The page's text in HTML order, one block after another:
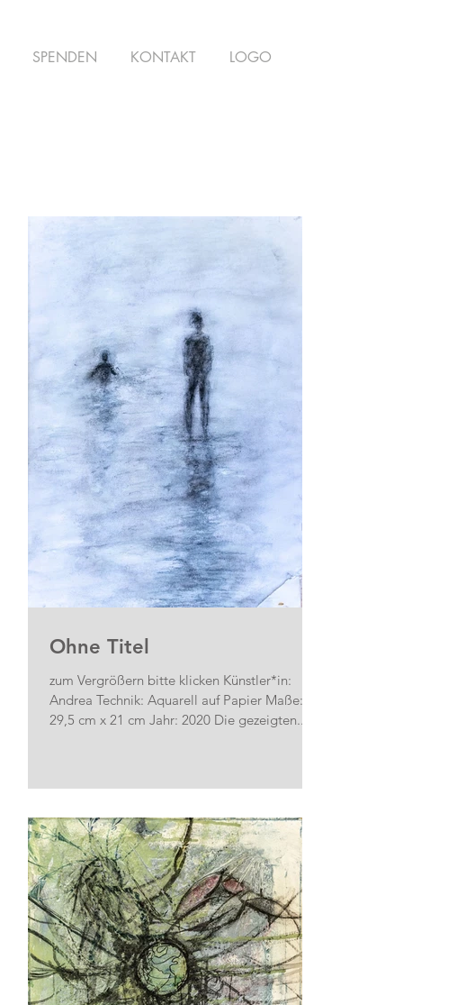
SPENDEN KONTAKT LOGO
Ohne Titel
zum Vergrößern bitte klicken Künstler*in:
Andrea Technik: Aquarell auf Papier Maße:
29,5 cm x 21 cm Jahr: 2020 Die gezeigten...